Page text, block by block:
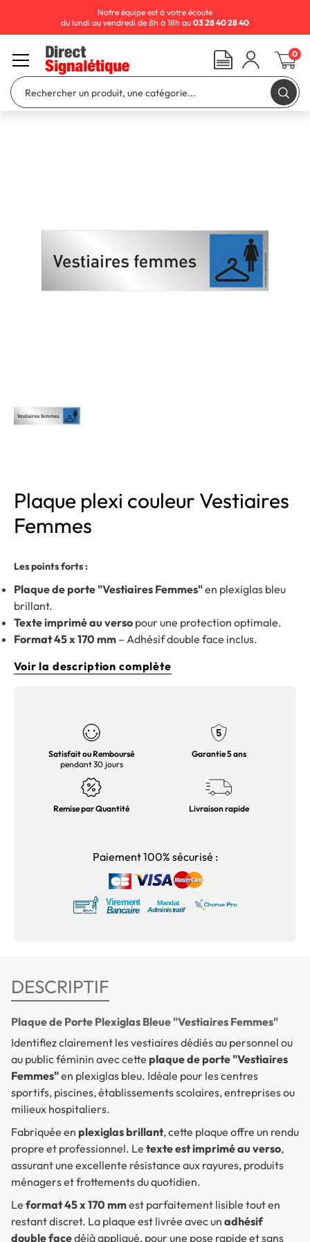
Plaque plexi couleur Vestiaires
Femmes
Les points forts :
Plaque de porte "Vestiaires Femmes"en plexiglas bleu
brillant.
Texte imprimé au verso pour une protection optimale.
Format 45 x 170 mm – Adhésif double face inclus.
Voir la description complète
Satisfait ou Remboursé
pendant 30 jours
Garantie 5 ans
Remise par Quantité Livraison rapide
Paiement 100% sécurisé :
DESCRIPTIF
Plaque de Porte Plexiglas Bleue "Vestiaires Femmes"
Identifiez clairement les vestiaires dédiés au personnel ou
au public féminin avec cette plaque de porte "Vestiaires
Femmes"en plexiglas bleu. Idéale pour les centres
sportifs, piscines, établissements scolaires, entreprises ou
milieux hospitaliers.
Fabriquée en plexiglas brillant, cette plaque offre un rendu
propre et professionnel. Le texte est imprimé au verso,
assurant une excellente résistance aux rayures, produits
ménagers et frottements du quotidien.
Le format 45 x 170 mmest parfaitement lisible tout en
restant discret. La plaque est livrée avec un adhésif
double facedéjà appliqué, pour une pose rapide et sans
Notre équipe est à votre écoute
du lundi au vendredi de 8h à 18h au 03 28 40 28 40
0